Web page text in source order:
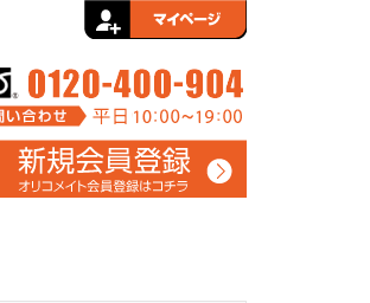
オリコメイトにお任せください！